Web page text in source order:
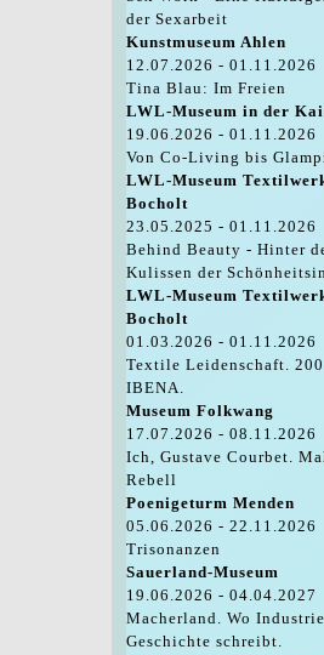
der Sexarbeit
Kunstmuseum Ahlen
12.07.2026 - 01.11.2026
Tina Blau: Im Freien
LWL-Museum in der
19.06.2026 - 01.11.2026
Von Co-Living bis
LWL-Museum
Bocholt
23.05.2025 - 01.11.2026
Behind Beauty - Hinter
Kulissen der
LWL-Museum
Bocholt
01.03.2026 - 01.11.2026
Textile Leidenschaft. 200
IBENA.
Museum Folkwang
17.07.2026 - 08.11.2026
Ich, Gustave Courbet.
Rebell
Poenigeturm Menden
05.06.2026 - 22.11.2026
Trisonanzen
Sauerland-Museum
19.06.2026 - 04.04.2027
Macherland. Wo Industrie
Geschichte schreibt.